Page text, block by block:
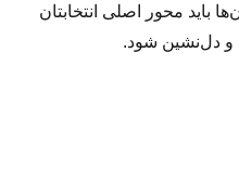
باید محور اصلی انتخابتان
و دل‌نشین شود.